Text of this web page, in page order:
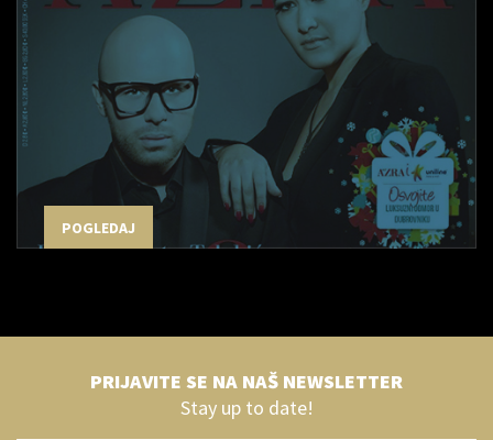
POGLEDAJ
PRIJAVITE SE NA NAŠ NEWSLETTER
Stay up to date!